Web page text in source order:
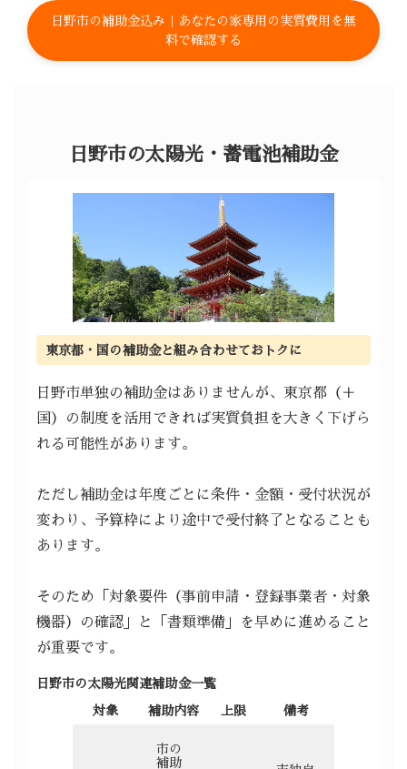
日野市の補助金込み｜あなたの家専用の実質費用を無
料で確認する
日野市の太陽光・蓄電池補助金
東京都・国の補助金と組み合わせておトクに
日野市単独の補助金はありませんが、東京都（＋
国）の制度を活用できれば実質負担を大きく下げら
れる可能性があります。
ただし補助金は年度ごとに条件・金額・受付状況が
変わり、予算枠により途中で受付終了となることも
あります。
そのため「対象要件（事前申請・登録事業者・対象
機器）の確認」と「書類準備」を早めに進めること
が重要です。
日野市の太陽光関連補助金一覧
対象 補助内容 上限 備考
市の
補助